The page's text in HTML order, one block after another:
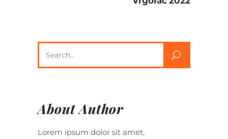
About Author
Lorem ipsum dolor sit amet,